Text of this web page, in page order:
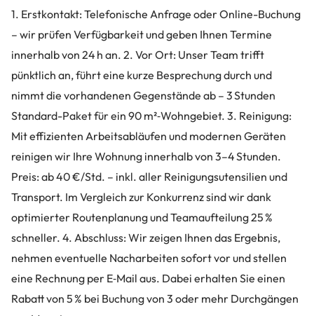
1. Erstkontakt: Telefonische Anfrage oder Online-Buchung
– wir prüfen Verfügbarkeit und geben Ihnen Termine
innerhalb von 24 h an. 2. Vor Ort: Unser Team trifft
pünktlich an, führt eine kurze Besprechung durch und
nimmt die vorhandenen Gegenstände ab – 3 Stunden
Standard-Paket für ein 90 m²‑Wohngebiet. 3. Reinigung:
Mit effizienten Arbeitsabläufen und modernen Geräten
reinigen wir Ihre Wohnung innerhalb von 3–4 Stunden.
Preis: ab 40 €/Std. – inkl. aller Reinigungsutensilien und
Transport. Im Vergleich zur Konkurrenz sind wir dank
optimierter Routenplanung und Teamaufteilung 25 %
schneller. 4. Abschluss: Wir zeigen Ihnen das Ergebnis,
nehmen eventuelle Nacharbeiten sofort vor und stellen
eine Rechnung per E‑Mail aus. Dabei erhalten Sie einen
Rabatt von 5 % bei Buchung von 3 oder mehr Durchgängen